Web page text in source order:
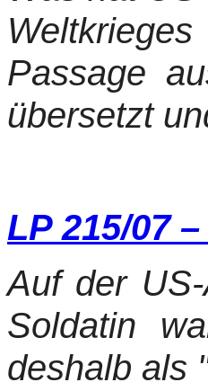
Passage
übersetzt
LP 215/07
Auf der
Soldatin
deshalb als